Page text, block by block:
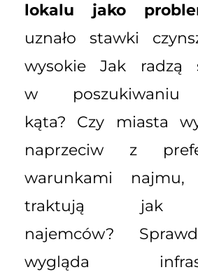
lokalu jako
uznało stawki
wysokie Jak radzą
w poszukiwaniu
kąta? Czy miasta
naprzeciw z
warunkami najmu,
traktują jak
najemców?
wygląda